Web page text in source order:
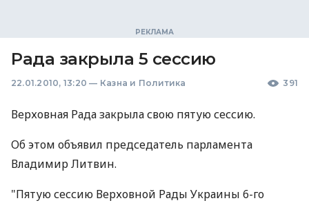
Рада закрыла 5 сессию
22.01.2010, 13:20 — Казна и Политика 391
Верховная Рада закрыла свою пятую сессию.
Об этом объявил председатель парламента
Владимир Литвин.
"Пятую сессию Верховной Рады Украины 6-го